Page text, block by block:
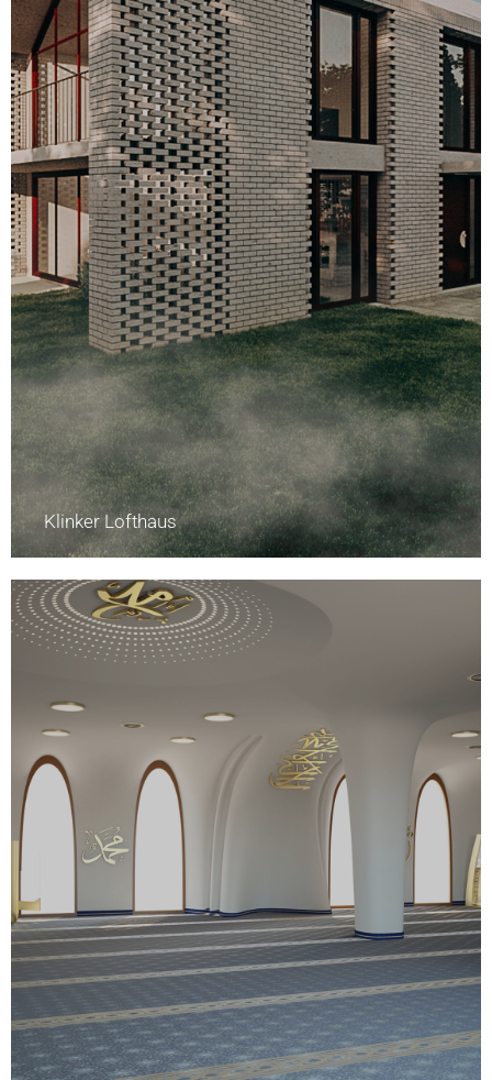
Klinker Lofthaus